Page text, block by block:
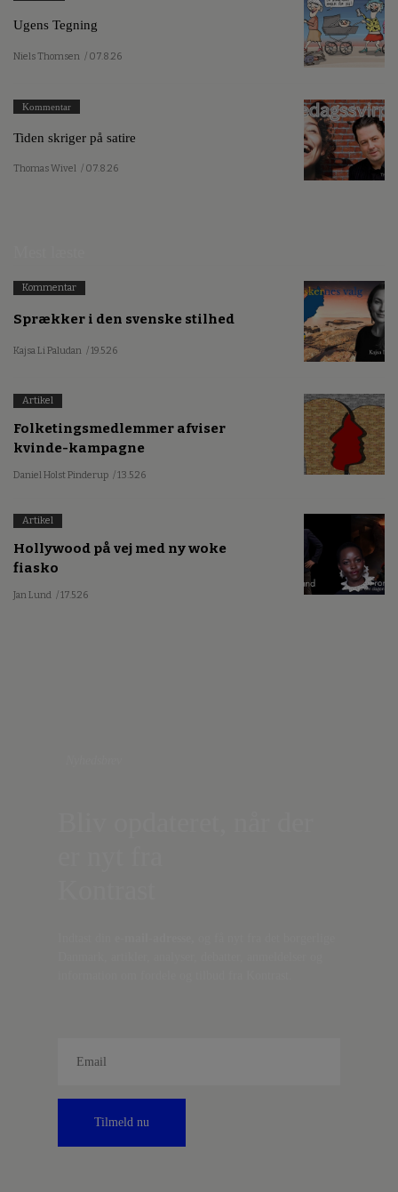
Ugens Tegning
Niels Thomsen / 07.8.26
Kommentar
Tiden skriger på satire
Thomas Wivel / 07.8.26
Kommentar
Sprækker i den svenske stilhed
Kajsa Li Paludan / 19.5.26
Artikel
Folketingsmedlemmer afviser
kvinde-kampagne
Daniel Holst Pinderup / 13.5.26
Artikel
Hollywood på vej med ny woke
fiasko
Jan Lund / 17.5.26
Tilmeld nu